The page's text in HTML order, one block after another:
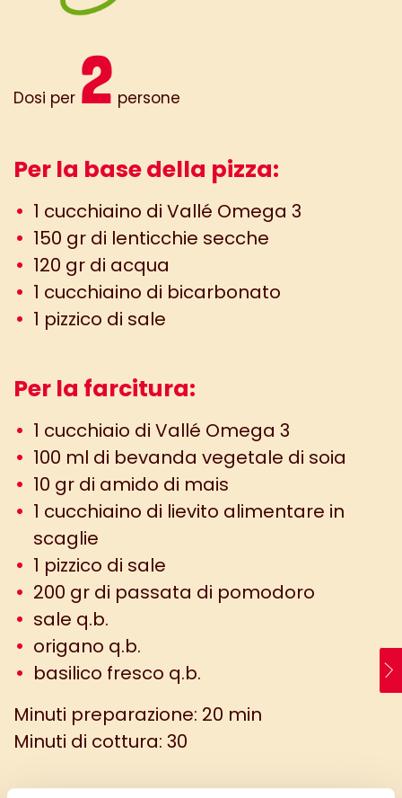
Dosi per 2 persone
Per la base della pizza:
1 cucchiaino di Vallé Omega 3
150 gr di lenticchie secche
120 gr di acqua
1 cucchiaino di bicarbonato
1 pizzico di sale
Per la farcitura:
1 cucchiaio di Vallé Omega 3
100 ml di bevanda vegetale di soia
10 gr di amido di mais
1 cucchiaino di lievito alimentare in
scaglie
1 pizzico di sale
200 gr di passata di pomodoro
sale q.b.
origano q.b.
basilico fresco q.b.
Minuti preparazione: 20 min
Minuti di cottura: 30